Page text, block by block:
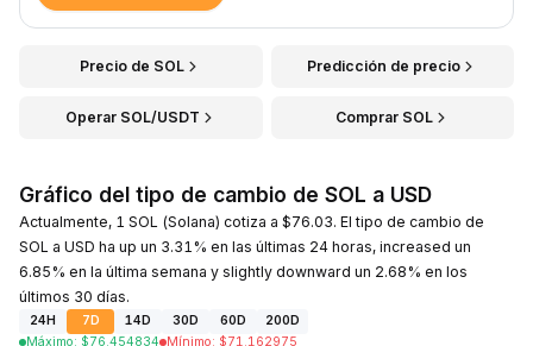
Precio de SOL Predicción de precio
Operar SOL/USDT Comprar SOL
Gráfico del tipo de cambio de SOL a USD
Actualmente, 1 SOL (Solana) cotiza a $76.03. El tipo de cambio de
SOL a USD ha up un 3.31% en las últimas 24 horas, increased un
6.85% en la última semana y slightly downward un 2.68% en los
últimos 30 días.
24H 7D 14D 30D 60D
200D
Máximo: $76.454834 Mínimo: $71.162975